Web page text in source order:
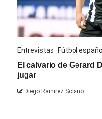
Entrevistas Fútbol español
El calvario de Gerard
jugar
Diego Ramírez Solano